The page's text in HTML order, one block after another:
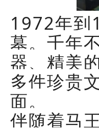
1972年到
墓。千年
器、精美
多件珍贵
面。
伴随着马